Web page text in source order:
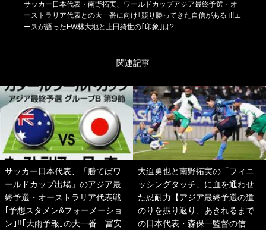
サッカー日本代表・南野拓実、ワールドカップアジア最終予選・オ
ーストラリア代表との大一番に向け｢競り勝ってきた自信がある｣!!エ
ースが語ったFW林大地と上田綺世の｢印象｣は?
関連記事
サッカー日本代表、「勝てばワ
ールドカップ出場」のアジア最
終予選・オーストラリア代表戦
｢予想スタメン&フォーメーショ
ン｣!!｢大雨予報｣の大一番…冨安
大迫勇也と南野拓実の「フィニ
ッシングタッチ」に血を通わせ
た忍耐力【アジア最終予選の道
のりを振り返り、あきれるまで
の日本代表・森保一監督の信